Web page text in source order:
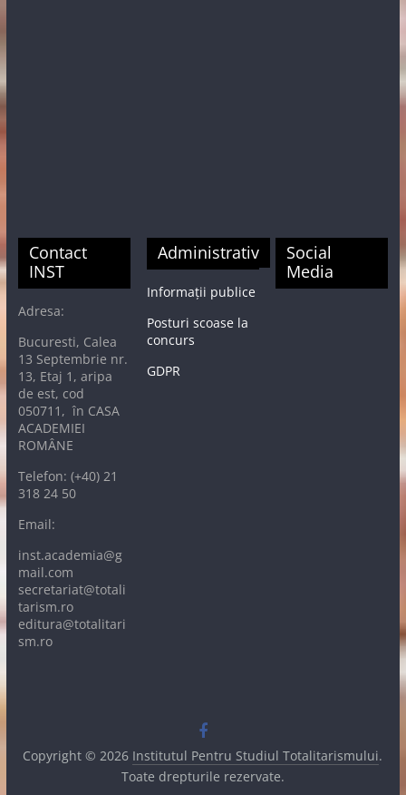
Contact
INST
Adresa:
Bucuresti, Calea
13 Septembrie nr.
13, Etaj 1, aripa
de est, cod
050711, în CASA
ACADEMIEI
ROMÂNE
Telefon: (+40) 21
318 24 50
Email:
inst.academia@g
mail.com
secretariat@totali
tarism.ro
editura@totalitari
sm.ro
Administrativ
Informații publice
Posturi scoase la
concurs
GDPR
Social
Media
Copyright © 2026 Institutul Pentru Studiul Totalitarismului.
Toate drepturile rezervate.